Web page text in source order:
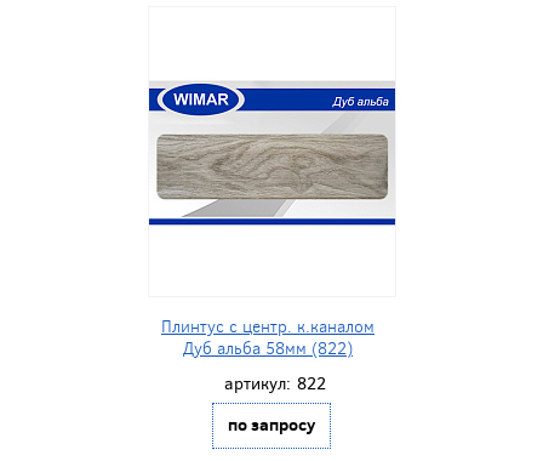
Плинтус с центр. к.каналом
Дуб альба 58мм (822)
артикул: 822
по запросу